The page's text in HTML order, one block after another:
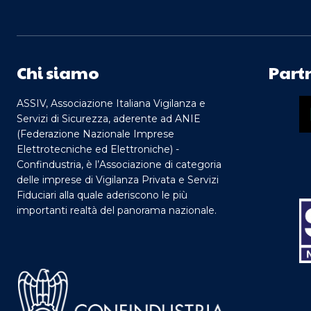
Chi siamo
ASSIV, Associazione Italiana Vigilanza e
Servizi di Sicurezza, aderente ad ANIE
(Federazione Nazionale Imprese
Elettrotecniche ed Elettroniche) -
Confindustria, è l’Associazione di categoria
delle imprese di Vigilanza Privata e Servizi
Fiduciari alla quale aderiscono le più
importanti realtà del panorama nazionale.